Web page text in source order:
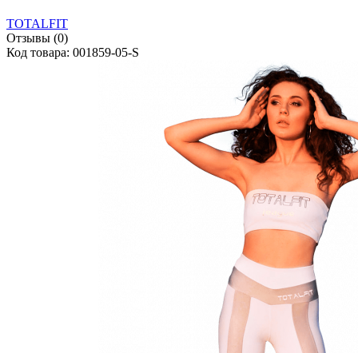
TOTALFIT
Отзывы (0)
Код товара: 001859-05-S